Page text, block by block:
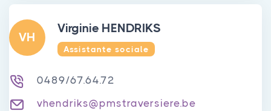
VH
Virginie HENDRIKS
Assistante sociale
0489/67.64.72
vhendriks@pmstraversiere.be